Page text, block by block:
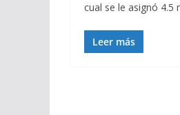
cual se le asignó 4.5
Leer más